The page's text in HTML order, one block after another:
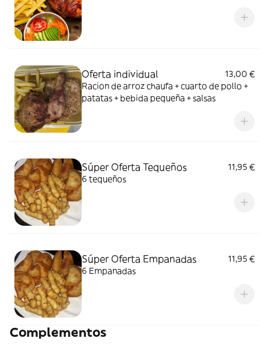
Oferta individual
13,00 €
Racion de arroz chaufa + cuarto de pollo +
patatas + bebida pequeña + salsas
Súper Oferta Tequeños
11,95 €
6 tequeños
Súper Oferta Empanadas
11,95 €
6 Empanadas
Complementos